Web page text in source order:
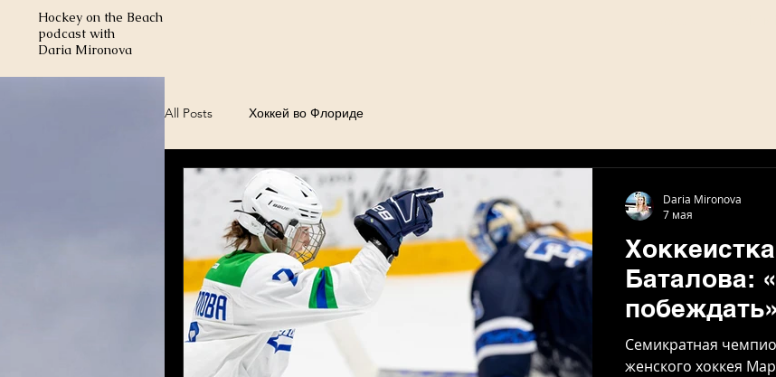
Hockey on the Beach
podcast with
Daria Mironova
All Posts Хоккей во Флориде
Баталова:
побеждать»
Семикратная
женского хоккея
Daria Mironova
7 мая